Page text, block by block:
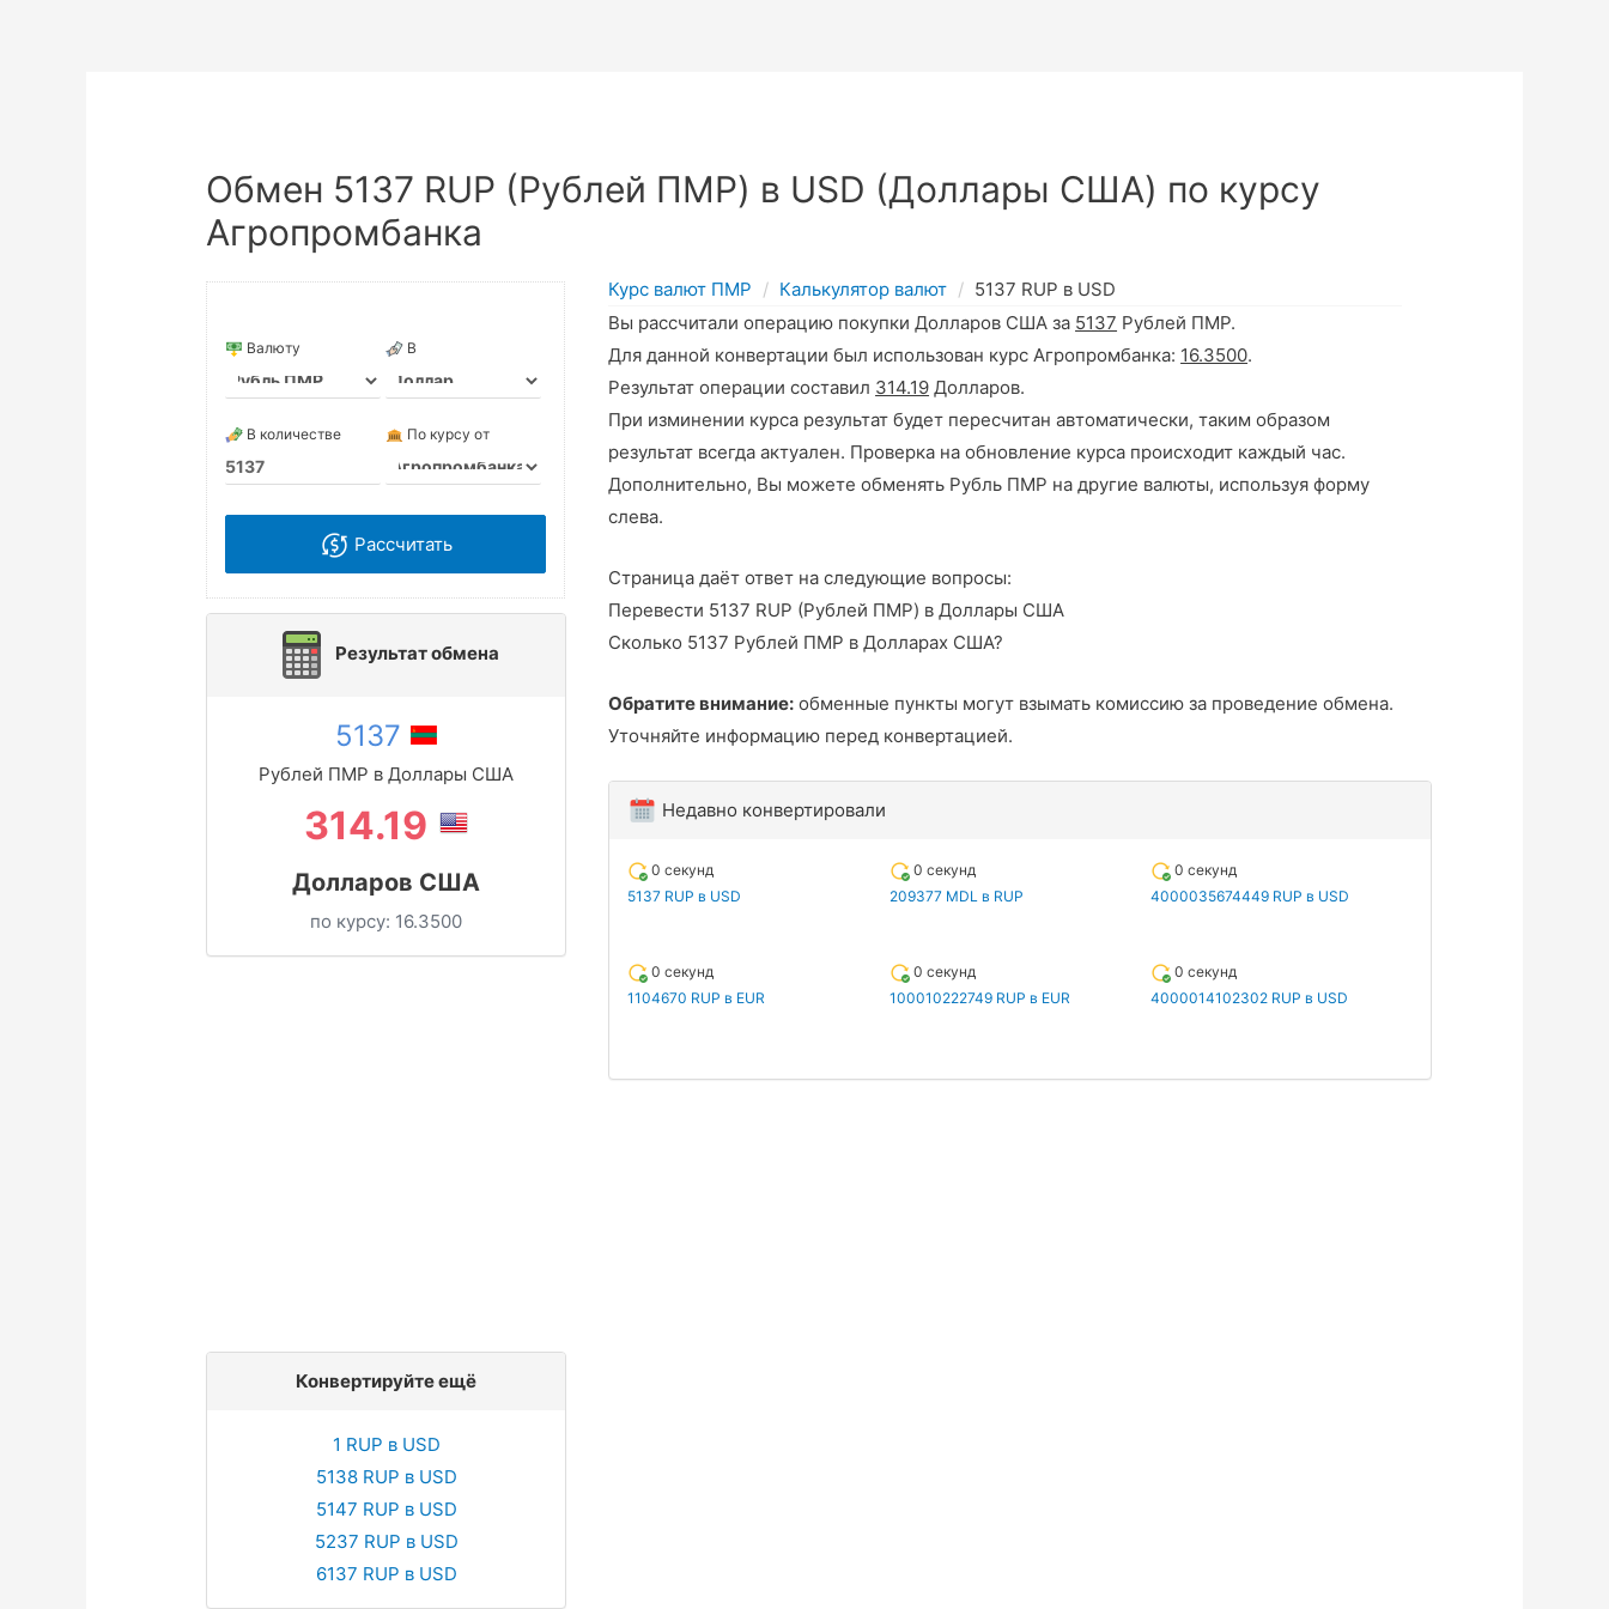
Обмен 5137 RUP (Рублей ПМР) в USD (Доллары США) по курсу
Агропромбанка
Валюту В
В количестве По курсу от
Рассчитать
Результат обмена
5137
Рублей ПМР в Доллары США
314.19
Долларов США
по курсу: 16.3500
Конвертируйте ещё
1 RUP в USD
5138 RUP в USD
5147 RUP в USD
5237 RUP в USD
6137 RUP в USD
Курс валют ПМР Калькулятор валют
5137 RUP в USD
Вы рассчитали операцию покупки Долларов США за 5137 Рублей ПМР.
Для данной конвертации был использован курс Агропромбанка: 16.3500.
Результат операции составил 314.19 Долларов.
При изминении курса результат будет пересчитан автоматически, таким образом
результат всегда актуален. Проверка на обновление курса происходит каждый час.
Дополнительно, Вы можете обменять Рубль ПМР на другие валюты, используя форму
слева.
Страница даёт ответ на следующие вопросы:
Перевести 5137 RUP (Рублей ПМР) в Доллары США
Сколько 5137 Рублей ПМР в Долларах США?
Обратите внимание: обменные пункты могут взымать комиссию за проведение обмена.
Уточняйте информацию перед конвертацией.
Недавно конвертировали
0 секунд
5137 RUP в USD
0 секунд
209377 MDL в RUP
0 секунд
4000035674449 RUP в USD
0 секунд
1104670 RUP в EUR
0 секунд
100010222749 RUP в EUR
0 секунд
4000014102302 RUP в USD